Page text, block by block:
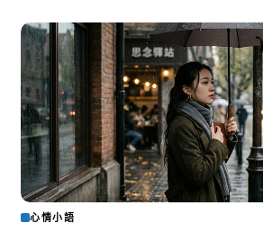
心情小語